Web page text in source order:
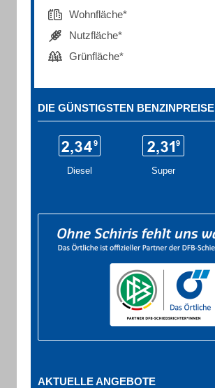
Wohnfläche*
Nutzfläche*
Grünfläche*
DIE GÜNSTIGSTEN BENZINPREISE
Diesel Super
AKTUELLE ANGEBOTE